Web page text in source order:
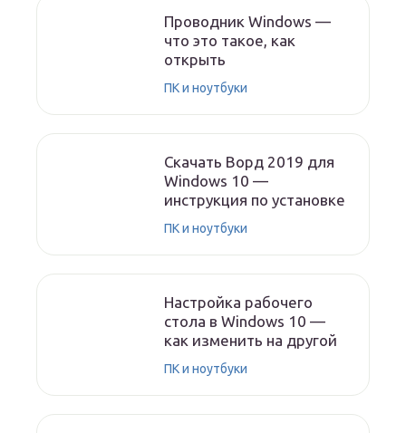
Проводник Windows —
что это такое, как
открыть
ПК и ноутбуки
Скачать Ворд 2019 для
Windows 10 —
инструкция по установке
ПК и ноутбуки
Настройка рабочего
стола в Windows 10 —
как изменить на другой
ПК и ноутбуки